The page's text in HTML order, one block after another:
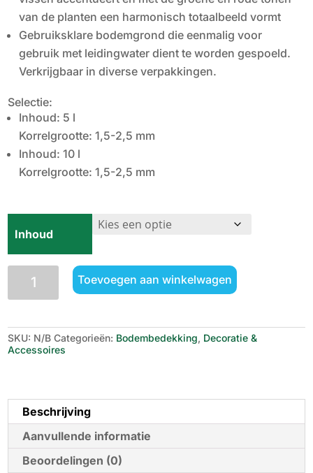
van de planten een harmonisch totaalbeeld vormt
Gebruiksklare bodemgrond die eenmalig voor
gebruik met leidingwater dient te worden gespoeld.
Verkrijgbaar in diverse verpakkingen.
Selectie:
Inhoud: 5 l
Korrelgrootte: 1,5-2,5 mm
Inhoud: 10 l
Korrelgrootte: 1,5-2,5 mm
Inhoud
JBL
Manado
Toevoegen aan winkelwagen
SKU: N/B Categorieën: Bodembedekking, Decoratie &
Accessoires
Beschrijving
Aanvullende informatie
Beoordelingen (0)